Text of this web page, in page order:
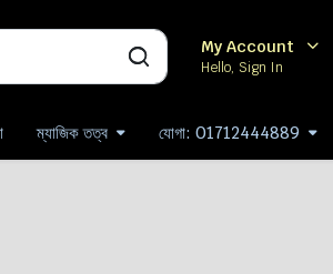
My Account
Hello, Sign In
ম্যাজিক তত্ব যোগা: 01712444889